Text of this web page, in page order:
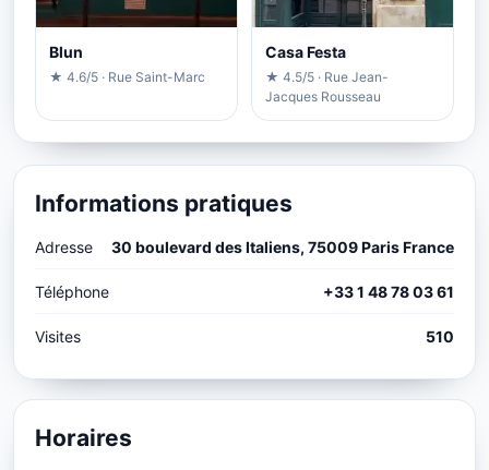
Blun
★ 4.6/5 · Rue Saint-Marc
Casa Festa
★ 4.5/5 · Rue Jean-
Jacques Rousseau
Informations pratiques
Adresse 30 boulevard des Italiens, 75009 Paris France
Téléphone +33 1 48 78 03 61
Visites 510
Horaires